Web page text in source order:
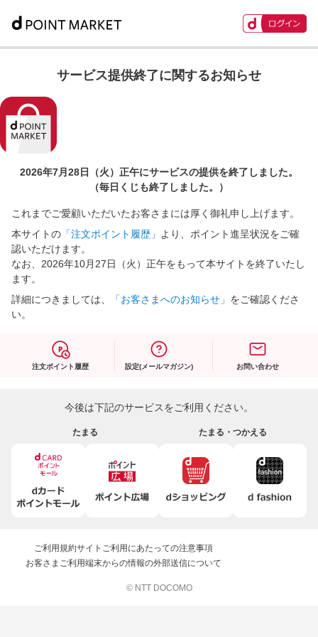
サービス提供終了に関するお知らせ
2026年7月28日（火）正午にサービスの提供を終了しました。
（毎日くじも終了しました。）
これまでご愛顧いただいたお客さまには厚く御礼申し上げます。
本サイトの 「注文ポイント履歴」
より、ポイント進呈状況をご確
認いただけます。
なお、2026年10月27日（火）正午をもって本サイトを終了いたし
ます。
詳細につきましては、
「お客さまへのお知らせ」 をご確認くださ
い。
注文ポイント履歴 設定(メールマガジン) お問い合わせ
今後は下記のサービスをご利用ください。
たまる たまる・つかえる
ご利用規約サイトご利用にあたっての注意事項
お客さまご利用端末からの情報の外部送信について
© NTT DOCOMO